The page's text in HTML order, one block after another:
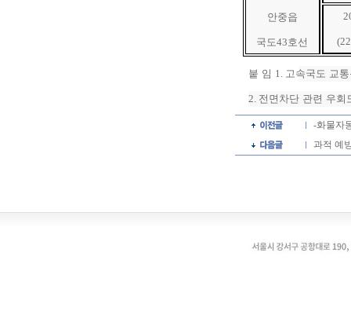
안중읍
국도43호선
붙 임 1. 고속국도 교
2. 전면차단 관련 우
-화물자
과적 예